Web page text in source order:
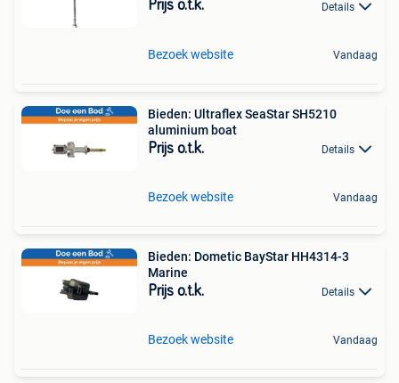
Prijs o.t.k. Details
Bezoek website Vandaag
Bieden: Ultraflex SeaStar SH5210
aluminium boat
Prijs o.t.k. Details
Bezoek website Vandaag
Bieden: Dometic BayStar HH4314-3
Marine
Prijs o.t.k. Details
Bezoek website Vandaag